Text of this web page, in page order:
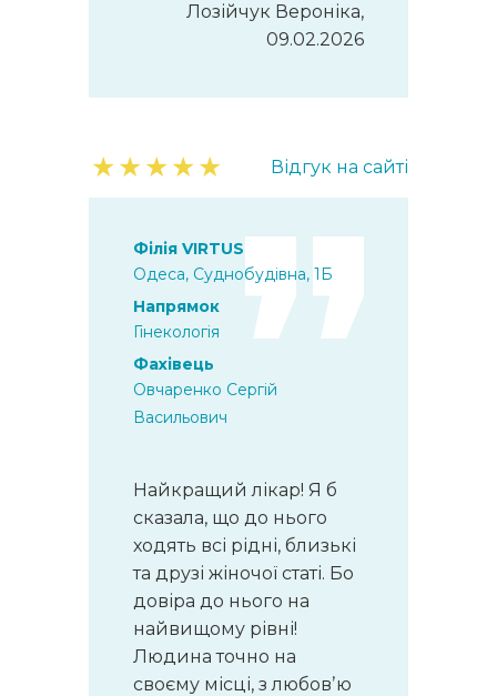
Лозійчук Вероніка,
09.02.2026
★★★★★ Відгук на сайті
Філія VIRTUS
Одеса, Суднобудівна, 1Б
Напрямок
Гінекологія
Фахівець
Овчаренко Сергій
Васильович
Найкращий лікар! Я б
сказала, що до нього
ходять всі рідні, близькі
та друзі жіночої статі. Бо
довіра до нього на
найвищому рівні!
Людина точно на
своєму місці, з любовʼю